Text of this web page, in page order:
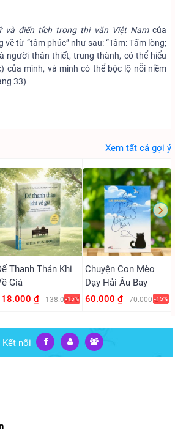
và điển tích trong thi văn Việt Namcủa
về từ “tâm phúc” như sau: “Tâm: Tấm lòng;
người thân thiết, trung thành, có thể hiểu
của mình, và mình có thể bộc lộ nỗi niềm
33)
Xem tất cả gợi ý
Thanh Thản Khi
Già
₫
138.000 ₫
-15%
Chuyện Con Mèo
Dạy Hải Âu Bay
60.000 ₫
70.000 ₫-15%
Kết nối